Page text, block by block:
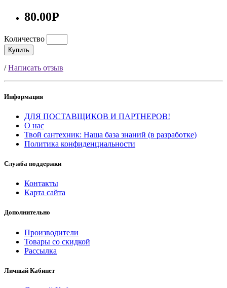
80.00Р
Количество
Купить
/Написать отзыв
Информация
ДЛЯ ПОСТАВЩИКОВ И ПАРТНЕРОВ!
О нас
Твой сантехник: Наша база знаний (в разработке)
Политика конфиденциальности
Служба поддержки
Контакты
Карта сайта
Дополнительно
Производители
Товары со скидкой
Рассылка
Личный Кабинет